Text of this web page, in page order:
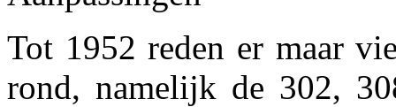
Tot 1952 reden er maar
rond, namelijk de 302,